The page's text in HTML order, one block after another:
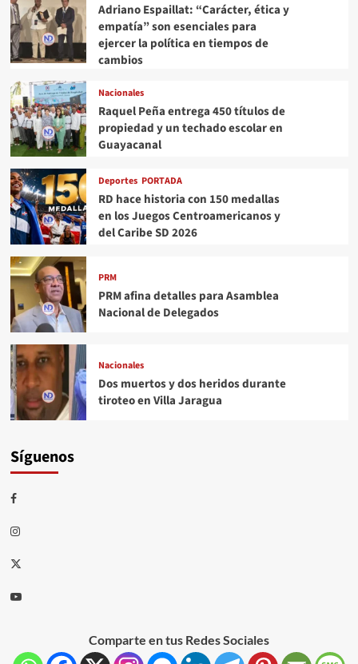
Adriano Espaillat: “Carácter, ética y
empatía” son esenciales para
ejercer la política en tiempos de
cambios
Nacionales
Raquel Peña entrega 450 títulos de
propiedad y un techado escolar en
Guayacanal
Deportes PORTADA
RD hace historia con 150 medallas
en los Juegos Centroamericanos y
del Caribe SD 2026
PRM
PRM afina detalles para Asamblea
Nacional de Delegados
Nacionales
Dos muertos y dos heridos durante
tiroteo en Villa Jaragua
Síguenos
Comparte en tus Redes Sociales